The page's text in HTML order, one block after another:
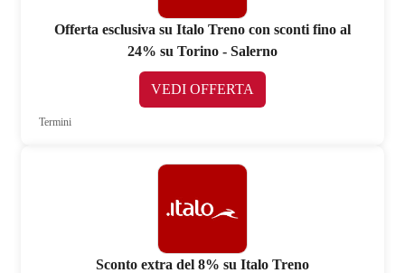
Offerta esclusiva su Italo Treno con sconti fino al
24% su Torino - Salerno
VEDI OFFERTA
Termini
Sconto extra del 8% su Italo Treno